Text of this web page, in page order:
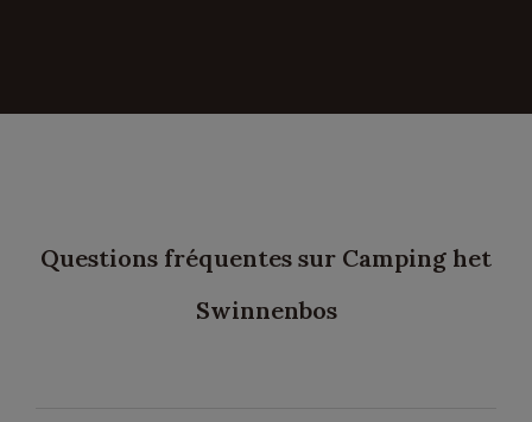
Questions fréquentes sur Camping het
Swinnenbos